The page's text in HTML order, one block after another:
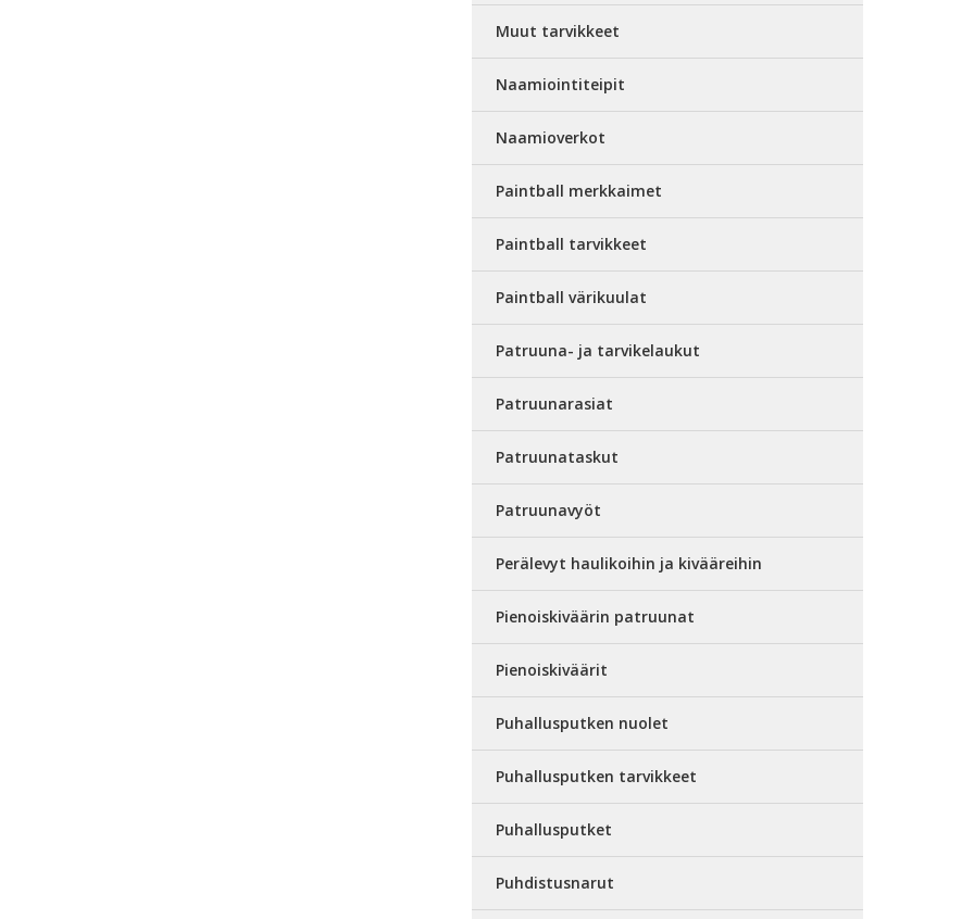
Muut tarvikkeet
Naamiointiteipit
Naamioverkot
Paintball merkkaimet
Paintball tarvikkeet
Paintball värikuulat
Patruuna- ja tarvikelaukut
Patruunarasiat
Patruunataskut
Patruunavyöt
Perälevyt haulikoihin ja kivääreihin
Pienoiskiväärin patruunat
Pienoiskiväärit
Puhallusputken nuolet
Puhallusputken tarvikkeet
Puhallusputket
Puhdistusnarut